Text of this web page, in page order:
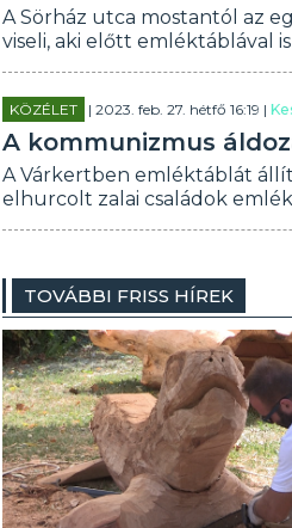
A Sörház utca mostantól az
viseli, aki előtt emléktáblával
KÖZÉLET | 2023. feb. 27. hétfő 16:19 |
A kommunizmus
A Várkertben emléktáblát
elhurcolt zalai családok
TOVÁBBI FRISS HÍREK